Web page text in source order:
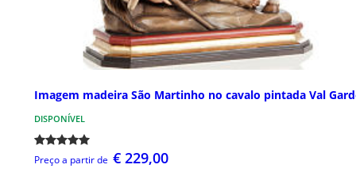
Imagem madeira São Martinho no cavalo pintada Val
DISPONÍVEL
Preço a partir de € 229,00